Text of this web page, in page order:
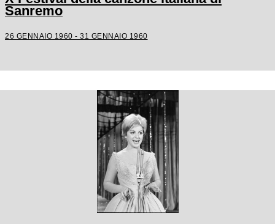
Sanremo
26 GENNAIO 1960 - 31 GENNAIO 1960